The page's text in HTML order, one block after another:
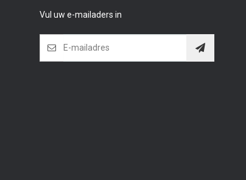
Vul uw e-mailaders in